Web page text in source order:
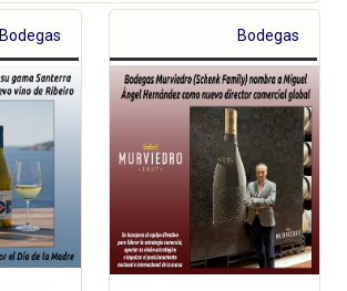
Bodegas Bodegas